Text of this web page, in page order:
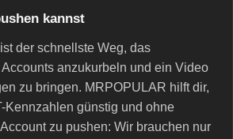
kannst
der schnellste Weg, das
anzukurbeln und ein Video
zu bringen. MRPOPULAR hilft dir,
Kennzahlen günstig und ohne
zu pushen: Wir brauchen nur